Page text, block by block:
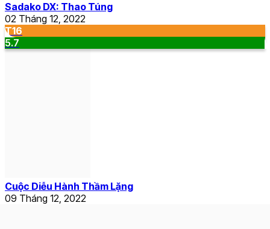
Sadako DX: Thao Túng
02 Tháng 12, 2022
T16
5.7
Cuộc Diễu Hành Thầm Lặng
09 Tháng 12, 2022